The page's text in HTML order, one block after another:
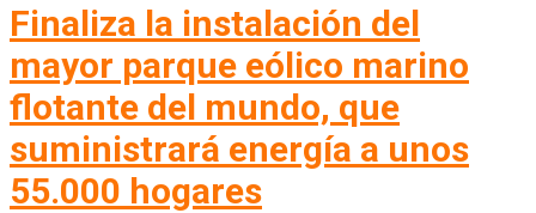
Finaliza la instalación del
mayor parque eólico marino
flotante del mundo, que
suministrará energía a unos
55.000 hogares